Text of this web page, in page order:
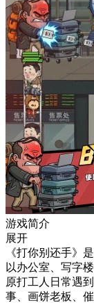
游戏简介
展开
《打你别还手》
以办公室、写字
原打工人日常遇
事、画饼老板、